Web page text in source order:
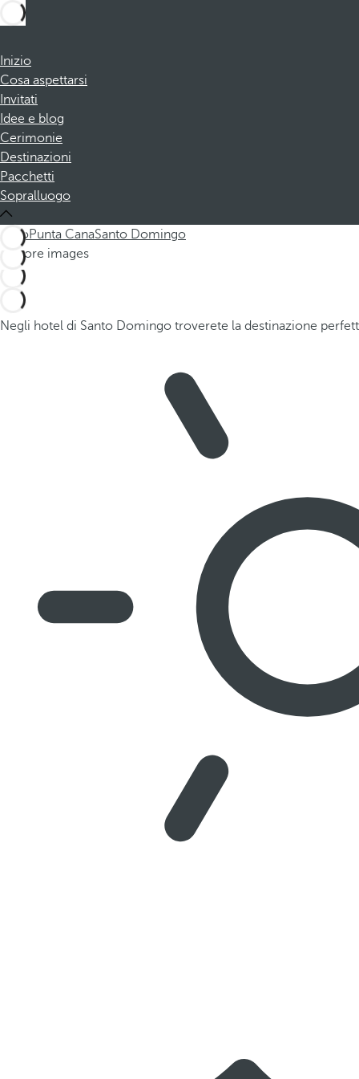
Inizio
Cosa aspettarsi
Invitati
Idee e blog
Cerimonie
Destinazioni
Pacchetti
Sopralluogo
TuttoPunta CanaSanto Domingo
Negli hotel di Santo Domingo troverete la destinazione